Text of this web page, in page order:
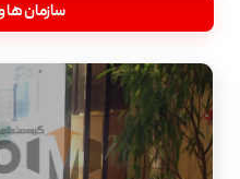
سازمان ها